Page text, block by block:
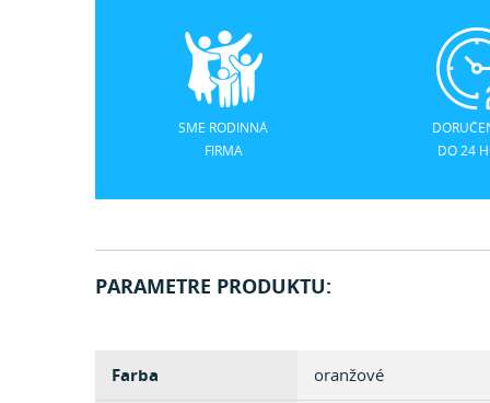
SME RODINNÁ
FIRMA
DO 24
PARAMETRE PRODUKTU:
Farba oranžové